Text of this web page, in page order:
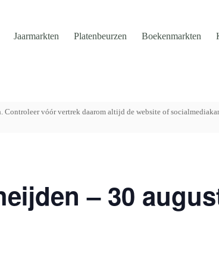
Jaarmarkten Platenbeurzen Boekenmarkten
vóór vertrek daarom altijd de website of
– 30